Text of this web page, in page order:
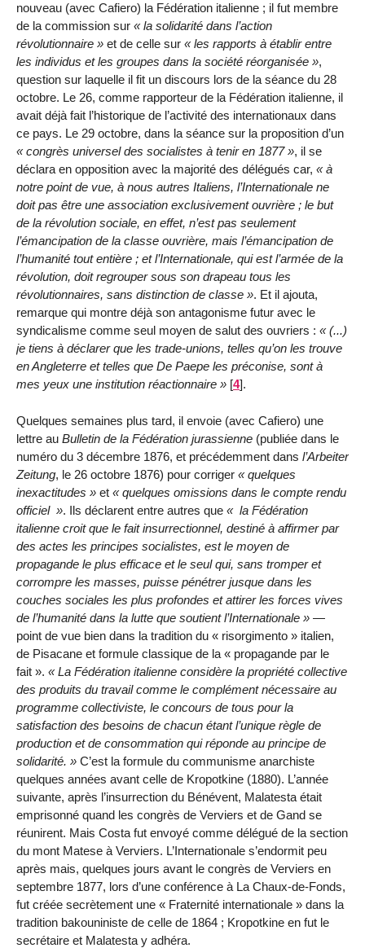
nouveau (avec Cafiero) la Fédération italienne ; il fut membre
de la commission sur
la solidarité dans l’action
révolutionnaire
et de celle sur
les rapports à établir entre
les individus et les groupes dans la société réorganisée
,
question sur laquelle il fit un discours lors de la séance du 28
octobre. Le 26, comme rapporteur de la Fédération italienne, il
avait déjà fait l’historique de l’activité des internationaux dans
ce pays. Le 29 octobre, dans la séance sur la proposition d’un
congrès universel des socialistes à tenir en 1877
, il se
déclara en opposition avec la majorité des délégués car,
à
notre point de vue, à nous autres Italiens, l’Internationale ne
doit pas être une association exclusivement ouvrière ; le but
de la révolution sociale, en effet, n’est pas seulement
l’émancipation de la classe ouvrière, mais l’émancipation de
l’humanité tout entière ; et l’Internationale, qui est l’armée de la
révolution, doit regrouper sous son drapeau tous les
révolutionnaires, sans distinction de classe
. Et il ajouta,
remarque qui montre déjà son antagonisme futur avec le
syndicalisme comme seul moyen de salut des ouvriers :
(...)
je tiens à déclarer que les trade-unions, telles qu’on les trouve
en Angleterre et telles que De Paepe les préconise, sont à
mes yeux une institution réactionnaire
[4].
Quelques semaines plus tard, il envoie (avec Cafiero) une
lettre au Bulletin de la Fédération jurassienne (publiée dans le
numéro du 3 décembre 1876, et précédemment dans l’Arbeiter
Zeitung, le 26 octobre 1876) pour corriger
quelques
inexactitudes
et
quelques omissions dans le compte rendu
officiel
. Ils déclarent entre autres que
la Fédération
italienne croit que le fait insurrectionnel, destiné à affirmer par
des actes les principes socialistes, est le moyen de
propagande le plus efficace et le seul qui, sans tromper et
corrompre les masses, puisse pénétrer jusque dans les
couches sociales les plus profondes et attirer les forces vives
de l’humanité dans la lutte que soutient l’Internationale
—
point de vue bien dans la tradition du « risorgimento » italien,
de Pisacane et formule classique de la « propagande par le
fait ».
La Fédération italienne considère la propriété collective
des produits du travail comme le complément nécessaire au
programme collectiviste, le concours de tous pour la
satisfaction des besoins de chacun étant l’unique règle de
production et de consommation qui réponde au principe de
solidarité.
C’est la formule du communisme anarchiste
quelques années avant celle de Kropotkine (1880). L’année
suivante, après l’insurrection du Bénévent, Malatesta était
emprisonné quand les congrès de Verviers et de Gand se
réunirent. Mais Costa fut envoyé comme délégué de la section
du mont Matese à Verviers. L’Internationale s’endormit peu
après mais, quelques jours avant le congrès de Verviers en
septembre 1877, lors d’une conférence à La Chaux-de-Fonds,
fut créée secrètement une « Fraternité internationale » dans la
tradition bakouniniste de celle de 1864 ; Kropotkine en fut le
secrétaire et Malatesta y adhéra.